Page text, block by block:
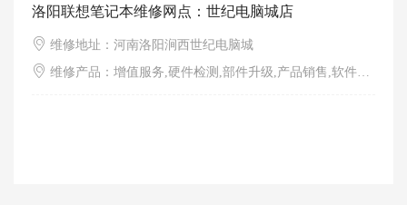
洛阳联想笔记本维修网点：世纪电脑城店
维修地址：河南洛阳涧西世纪电脑城
维修产品：增值服务,硬件检测,部件升级,产品销售,软件调试,外观清洁